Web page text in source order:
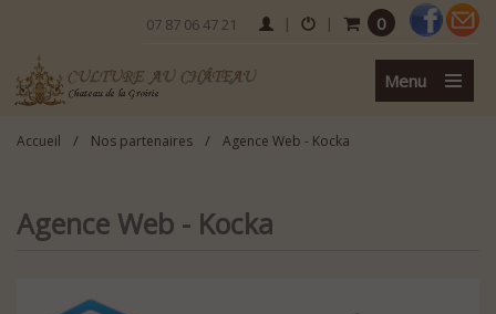
07 87 06 47 21 | | 0
Menu
Accueil / Nos partenaires / Agence Web - Kocka
Agence Web - Kocka